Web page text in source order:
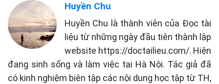
Huyền Chu
Huyền Chu là thành viên của Đọc tài
liệu từ những ngày đầu tiên thành lập
website https://doctailieu.com/. Hiện
đang sinh sống và làm việc tại Hà Nội. Tác giả đã
có kinh nghiệm biên tập các nội dung học tập từ TH,